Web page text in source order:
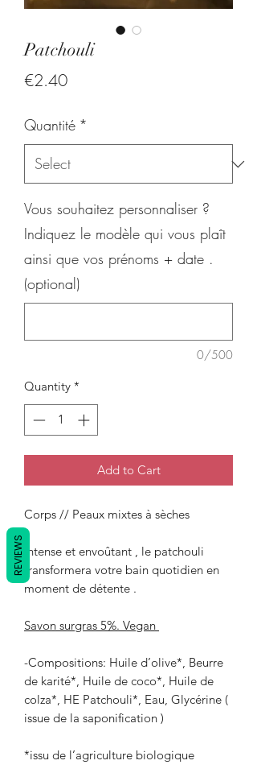
Patchouli
€2.40Price
Quantité *
Vous souhaitez personnaliser ?
Indiquez le modèle qui vous plaît
ainsi que vos prénoms + date .
(optional)
0/500
Quantity *
Add to Cart
Corps // Peaux mixtes à sèches
Intense et envoûtant , le patchouli
transformera votre bain quotidien en
moment de détente .
Savon surgras 5%. Vegan
-Compositions: Huile d’olive*, Beurre
de karité*, Huile de coco*, Huile de
colza*, HE Patchouli*, Eau, Glycérine (
issue de la saponification )
*issu de l’agriculture biologique
REVIEWS